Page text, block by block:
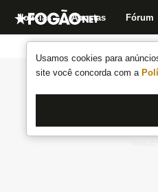
Usamos cookies para
site você concorda com a
Notícias Apostas Fórum